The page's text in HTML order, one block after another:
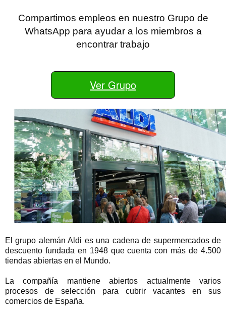
Compartimos empleos en nuestro Grupo de
WhatsApp para ayudar a los miembros a
encontrar trabajo
Ver Grupo
El grupo alemán Aldi es una cadena de supermercados de
descuento fundada en 1948 que cuenta con más de 4.500
tiendas abiertas en el Mundo.
La compañía mantiene abiertos actualmente varios
procesos de selección para cubrir vacantes en sus
comercios de España.